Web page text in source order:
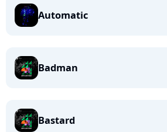
Automatic
Badman
Bastard